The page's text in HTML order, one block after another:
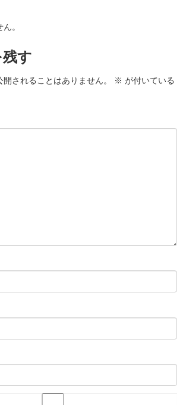
。
す
されることはありません。 ※ が付いている